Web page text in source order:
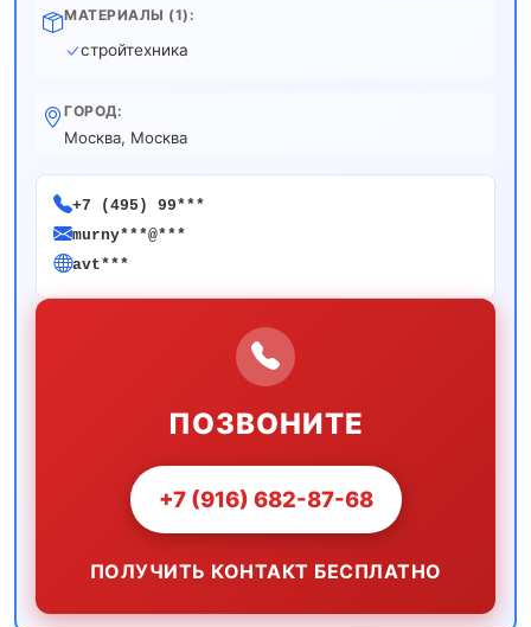
МАТЕРИАЛЫ (1):
стройтехника
ГОРОД:
Москва, Москва
+7 (495) 99***
murny***@***
avt***
ПОЗВОНИТЕ
+7 (916) 682-87-68
ПОЛУЧИТЬ КОНТАКТ БЕСПЛАТНО